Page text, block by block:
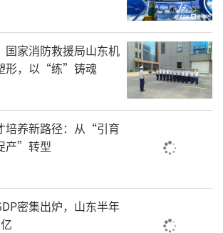
商户，实现“一券在手、嗨玩畅
客尽享实惠。本次活动将冰
化为消费“热经济”，既为市
闲消费新选择，也为全市经济
动力，持续做强德州消费IP品
国家消防救援局山东机
形，以“练”铸魂
培养新路径：从“引育
产”转型
密集出炉，山东半年